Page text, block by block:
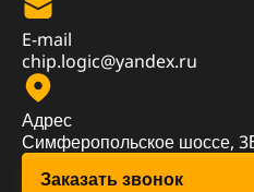
E-mail
chip.logic@yandex.ru
Адрес
Симферопольское шоссе,
Заказать звонок